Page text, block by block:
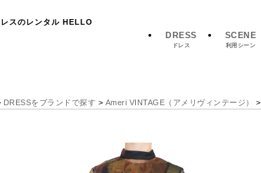
スのレンタル HELLO
DRESS
ドレス
SCENE
利用シーン
DRESSをブランドで探す > Ameri VINTAGE（アメリヴィンテージ） >